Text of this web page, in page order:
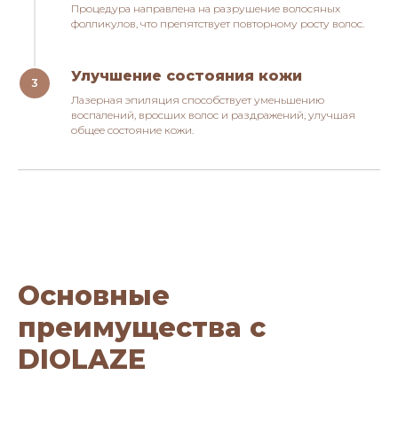
Процедура направлена на разрушение волосяных
фолликулов, что препятствует повторному росту волос.
Улучшение состояния кожи
Лазерная эпиляция способствует уменьшению
воспалений, вросших волос и раздражений, улучшая
общее состояние кожи.
Основные
преимущества с
DIOLAZE